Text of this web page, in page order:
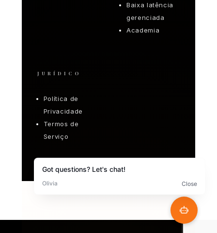
Baixa latência
gerenciada
Academia
JURÍDICO
Política de
Privacidade
Termos de
Serviço